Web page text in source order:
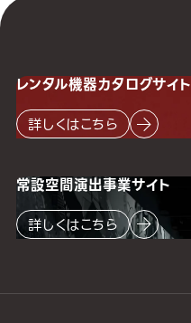
レンタル機器カタログサイト
詳しくはこちら
常設空間演出事業サイト
詳しくはこちら